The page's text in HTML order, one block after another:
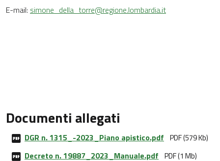
E-mail: simone_della_torre@regione.lombardia.it
Documenti allegati
DGR n. 1315_-2023_Piano apistico.pdf PDF (579 Kb)
Decreto n. 19887_2023_Manuale.pdf PDF (1 Mb)